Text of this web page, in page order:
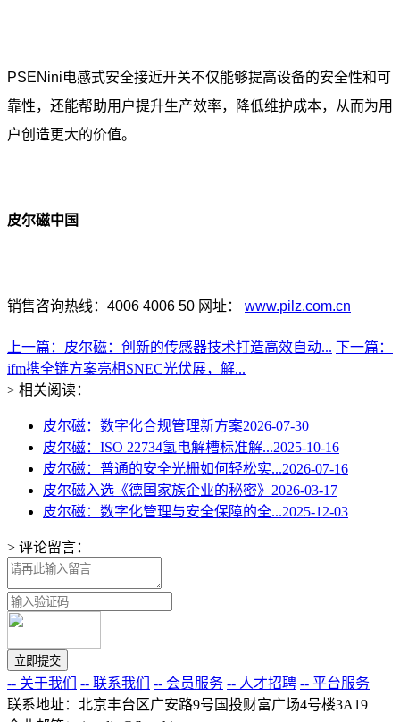
PSENini电感式安全接近开关不仅能够提高设备的安全性和可
靠性，还能帮助用户提升生产效率，降低维护成本，从而为用
户创造更大的价值。
皮尔磁中国
销售咨询热线：4006 4006 50 网址： www.pilz.com.cn
上一篇：皮尔磁：创新的传感器技术打造高效自动... 下一篇：
ifm携全链方案亮相SNEC光伏展，解...
> 相关阅读：
皮尔磁：数字化合规管理新方案2026-07-30
皮尔磁：ISO 22734氢电解槽标准解...2025-10-16
皮尔磁：普通的安全光栅如何轻松实...2026-07-16
皮尔磁入选《德国家族企业的秘密》 2026-03-17
皮尔磁：数字化管理与安全保障的全...2025-12-03
> 评论留言：
-- 关于我们 -- 联系我们 -- 会员服务 -- 人才招聘 -- 平台服务
联系地址：北京丰台区广安路9号国投财富广场4号楼3A19